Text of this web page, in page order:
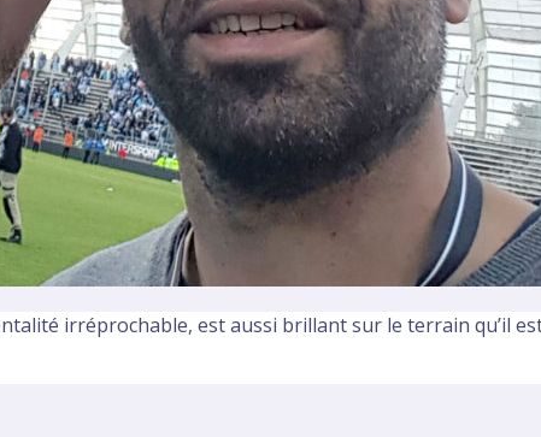
irréprochable, est aussi brillant sur le terrain qu’il